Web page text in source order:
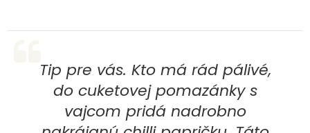
Tip pre vás. Kto má rád pálivé,
do cuketovej pomazánky s
vajcom pridá nadrobno